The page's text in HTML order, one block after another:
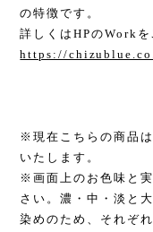
の特徴です。
詳しくはHPのWork
https://
※現在こちらの商品
いたします。
※画面上のお色味と
さい。濃・中・淡と
染めのため、それぞ